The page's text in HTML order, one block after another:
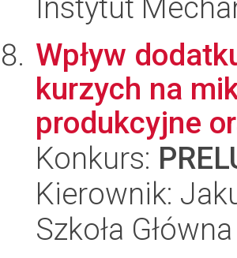
Instytut
Wpływ
kurzych na
produkcyjne
Konkurs:
Kierownik:
Szkoła